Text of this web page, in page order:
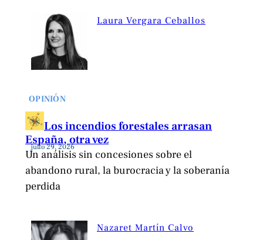
Laura Vergara Ceballos
OPINIÓN
Los incendios forestales arrasan
España, otra vez
julio 29, 2026
Un análisis sin concesiones sobre el
abandono rural, la burocracia y la soberanía
perdida
Nazaret Martín Calvo